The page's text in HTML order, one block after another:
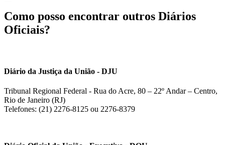
Como posso encontrar outros Diários
Oficiais?
Diário da Justiça da União - DJU
Tribunal Regional Federal - Rua do Acre, 80 – 22º Andar – Centro,
Rio de Janeiro (RJ)
Telefones: (21) 2276-8125 ou 2276-8379